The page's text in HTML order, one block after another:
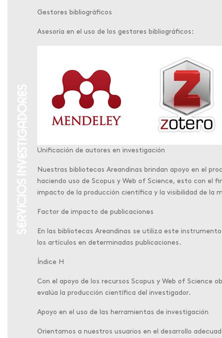
Gestores bibliográficos
Asesoría en el uso de los gestores bibliográficos:
Unificación de autores en investigación
Nuestras bibliotecas Areandinas brindan apoyo en el
haciendo uso de Scopus y Web of Science, esto con el
impacto de la producción científica y la visibilidad de la
Factor de impacto de publicaciones
En las bibliotecas Areandinas se utiliza este
los artículos en determinadas publicaciones.
Índice H
Con el apoyo de los recursos Scopus y Web of Science
evalúa la producción científica del investigador.
Apoyo en el uso de las herramientas de investigación
Orientamos a nuestros usuarios en el desarrollo